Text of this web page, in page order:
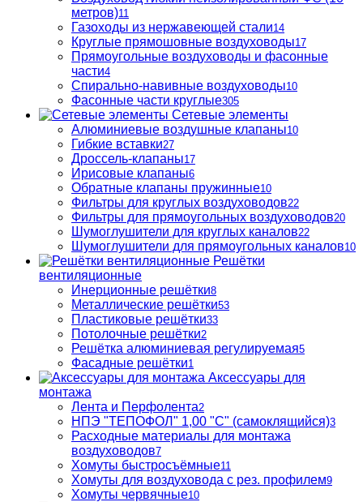
метров)11
Газоходы из нержавеющей стали14
Круглые прямошовные воздуховоды17
Прямоугольные воздуховоды и фасонные
части4
Спирально-навивные воздуховоды10
Фасонные части круглые305
Сетевые элементы
Алюминиевые воздушные клапаны10
Гибкие вставки27
Дроссель-клапаны17
Ирисовые клапаны6
Обратные клапаны пружинные10
Фильтры для круглых воздуховодов22
Фильтры для прямоугольных воздуховодов20
Шумоглушители для круглых каналов22
Шумоглушители для прямоугольных каналов10
Решётки
вентиляционные
Инерционные решётки8
Металлические решётки53
Пластиковые решётки33
Потолочные решётки2
Решётка алюминиевая регулируемая5
Фасадные решётки1
Аксессуары для
монтажа
Лента и Перфолента2
НПЭ "ТЕПОФОЛ" 1,00 "С" (самоклящийся)3
Расходные материалы для монтажа
воздуховодов7
Хомуты быстросъёмные11
Хомуты для воздуховода с рез. профилем9
Хомуты червячные10